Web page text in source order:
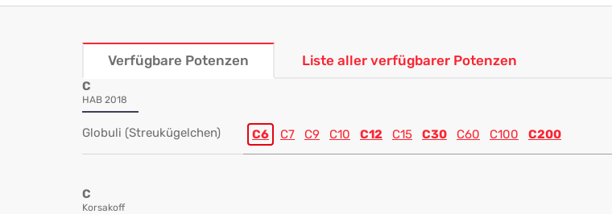
Verfügbare Potenzen Liste aller verfügbarer Potenzen
C
HAB 2018
Globuli (Streukügelchen) C6 C7 C9 C10 C12 C15 C30 C60 C100 C200
C
Korsakoff